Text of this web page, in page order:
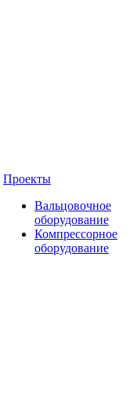
Проекты
Вальцовочное
оборудование
Компрессорное
оборудование